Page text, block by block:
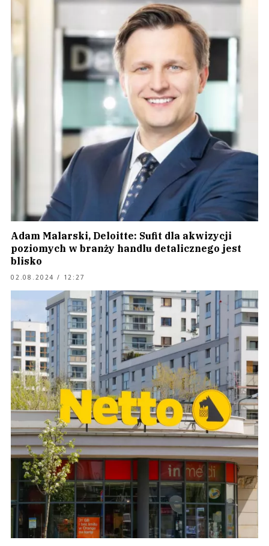
Adam Malarski, Deloitte: Sufit dla akwizycji
poziomych w branży handlu detalicznego jest
blisko
02.08.2024 / 12:27